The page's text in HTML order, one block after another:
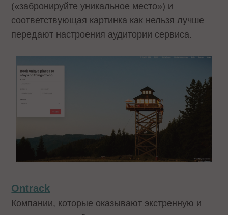
(«забронируйте уникальное место») и
соответствующая картинка как нельзя лучше
передают настроения аудитории сервиса.
Ontrack
Компании, которые оказывают экстренную и